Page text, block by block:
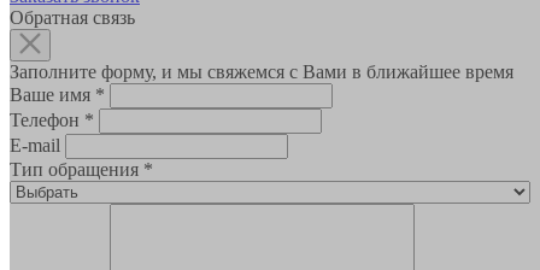
Обратная связь
Заполните форму, и мы свяжемся с Вами в ближайшее время
Ваше имя *
Телефон *
E-mail
Тип обращения *